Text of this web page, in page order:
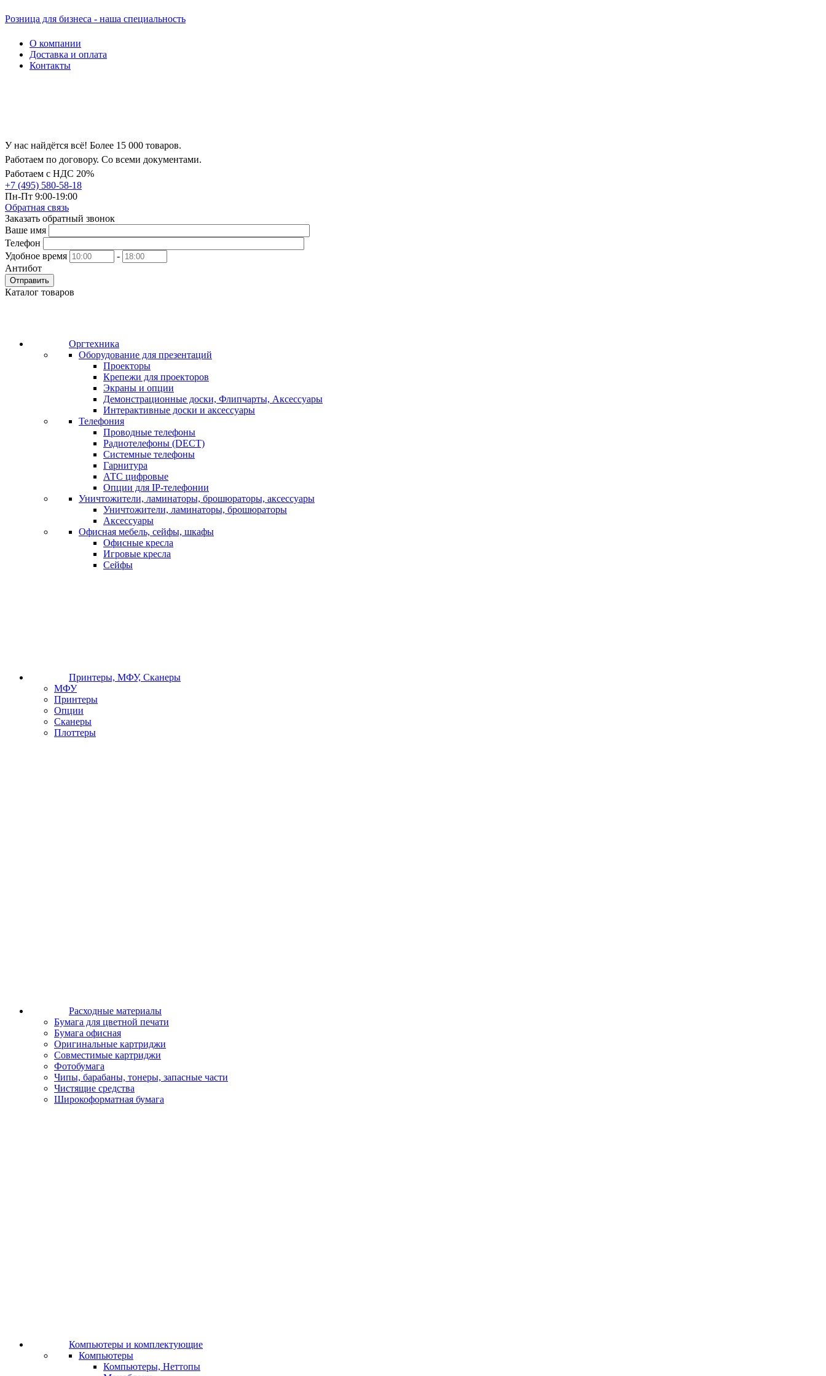
Розница для бизнеса - наша специальность
О компании
Доставка и оплата
Контакты
У нас найдётся всё! Более 15 000 товаров.
Работаем по договору. Со всеми документами.
Работаем с НДС 20%
+7 (495) 580-58-18
Пн-Пт 9:00-19:00
Обратная связь
Заказать обратный звонок
Ваше имя
Телефон
Удобное время
-
Антибот
Отправить
Каталог товаров
Оргтехника
Оборудование для презентаций
Проекторы
Крепежи для проекторов
Экраны и опции
Демонстрационные доски, Флипчарты, Аксессуары
Интерактивные доски и аксессуары
Телефония
Проводные телефоны
Радиотелефоны (DECT)
Системные телефоны
Гарнитура
АТС цифровые
Опции для IP-телефонии
Уничтожители, ламинаторы, брошюраторы, аксессуары
Уничтожители, ламинаторы, брошюраторы
Аксессуары
Офисная мебель, сейфы, шкафы
Офисные кресла
Игровые кресла
Сейфы
Принтеры, МФУ, Сканеры
МФУ
Принтеры
Опции
Сканеры
Плоттеры
Расходные материалы
Бумага для цветной печати
Бумага офисная
Оригинальные картриджи
Совместимые картриджи
Фотобумага
Чипы, барабаны, тонеры, запасные части
Чистящие средства
Широкоформатная бумага
Компьютеры и комплектующие
Компьютеры
Компьютеры, Неттопы